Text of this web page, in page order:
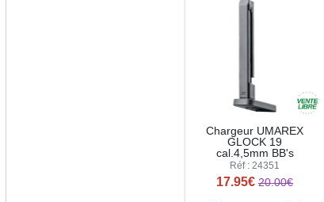
Chargeur UMAREX
GLOCK 19
cal.4,5mm BB's
Réf : 24351
17.95€ 20.00€